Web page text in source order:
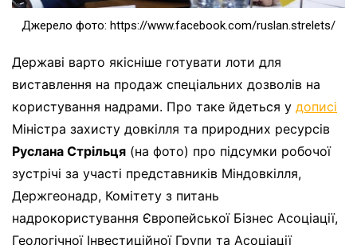
Джерело фото: https://www.facebook.com/ruslan.strelets/
Державі варто якісніше готувати лоти для
виставлення на продаж спеціальних дозволів на
користування надрами. Про таке йдеться у дописі
Міністра захисту довкілля та природних ресурсів
Руслана Стрільця (на фото) про підсумки робочої
зустрічі за участі представників Міндовкілля,
Держгеонадр, Комітету з питань
надрокористування Європейської Бізнес Асоціації,
Геологічної Інвестиційної Групи та Асоціації